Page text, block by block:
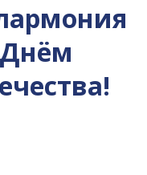
Днём